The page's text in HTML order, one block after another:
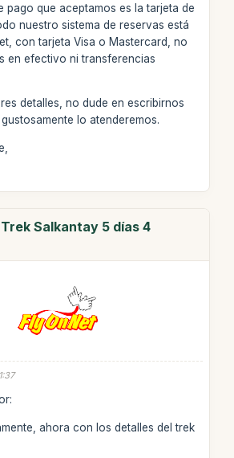
pago que aceptamos es la tarjeta de
nuestro sistema de reservas está
con tarjeta Visa o Mastercard, no
en efectivo ni transferencias
detalles, no dude en escribirnos
lo atenderemos.
Salkantay 5 días 4
ahora con los detalles del trek